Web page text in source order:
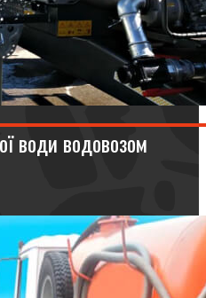
води водовозом